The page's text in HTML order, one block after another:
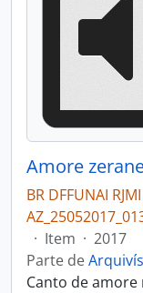
Amore
BR DFFUNAI
· Item · 2017
Parte de
Canto de